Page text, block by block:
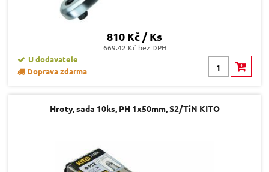
810 Kč / Ks
669.42 Kč bez DPH
U dodavatele
Doprava zdarma
Hroty, sada 10ks, PH 1x50mm, S2/TiN KITO